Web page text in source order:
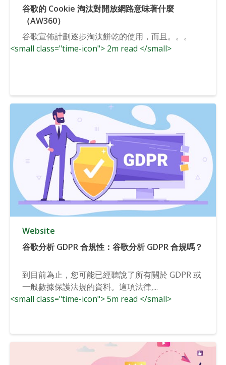
谷歌的 Cookie 淘汰對開放網路意味著什麼
（AW360）
谷歌宣佈計劃逐步淘汰餅乾的使用，而且。。。
<small class="time-icon"> 2m read </small>
Website
谷歌分析 GDPR 合規性：谷歌分析 GDPR 合規嗎？
到目前為止，您可能已經聽說了所有關於 GDPR 或
一般數據保護法規的資料。這項法律,...
<small class="time-icon"> 5m read </small>